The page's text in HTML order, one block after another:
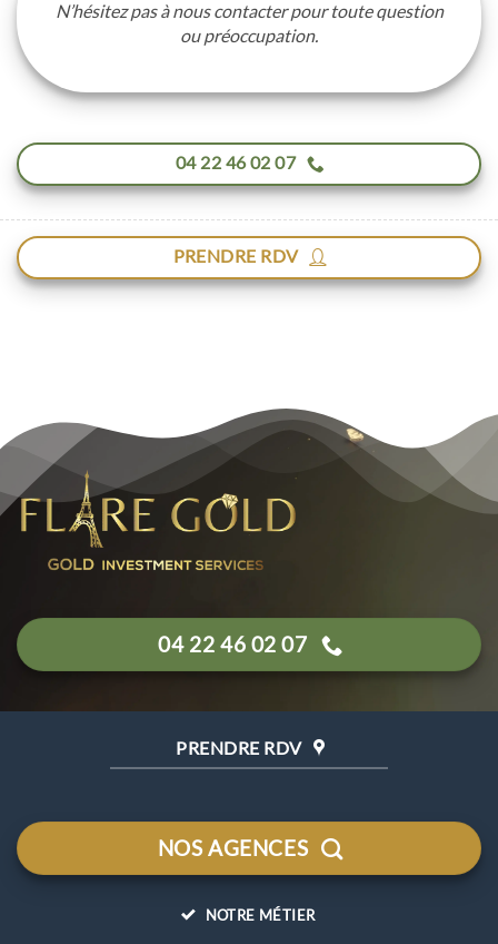
N’hésitez pas à nous contacter pour toute question
ou préoccupation.
04 22 46 02 07
PRENDRE RDV
04 22 46 02 07
PRENDRE RDV
NOS AGENCES
NOTRE MÉTIER